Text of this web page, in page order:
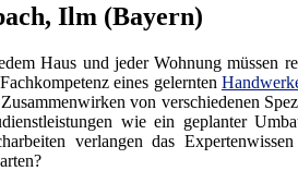
Ilm (Bayern)
Haus und jeder Wohnung müssen
eines gelernten
von verschiedenen
wie ein geplanter
verlangen das